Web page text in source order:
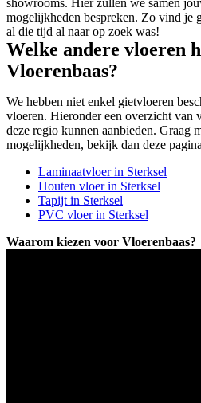
showrooms. Hier zullen we samen
mogelijkheden bespreken. Zo vind je
al die tijd al naar op zoek was!
Welke andere vloeren
Vloerenbaas?
We hebben niet enkel gietvloeren
vloeren. Hieronder een overzicht van
deze regio kunnen aanbieden. Graag
mogelijkheden, bekijk dan deze
Laminaatvloer in Sterksel
Houten vloer in Sterksel
Tapijt in Sterksel
PVC vloer in Sterksel
Waarom kiezen voor Vloerenbaas?